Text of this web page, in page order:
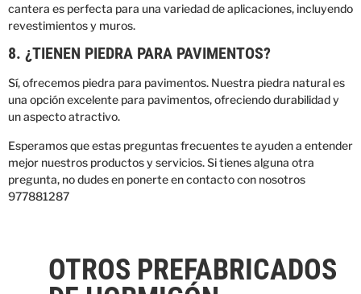
cantera es perfecta para una variedad de aplicaciones, incluyendo
revestimientos y muros.
8. ¿TIENEN PIEDRA PARA PAVIMENTOS?
Sí, ofrecemos piedra para pavimentos. Nuestra piedra natural es
una opción excelente para pavimentos, ofreciendo durabilidad y
un aspecto atractivo.
Esperamos que estas preguntas frecuentes te ayuden a entender
mejor nuestros productos y servicios. Si tienes alguna otra
pregunta, no dudes en ponerte en contacto con nosotros
977881287
OTROS PREFABRICADOS